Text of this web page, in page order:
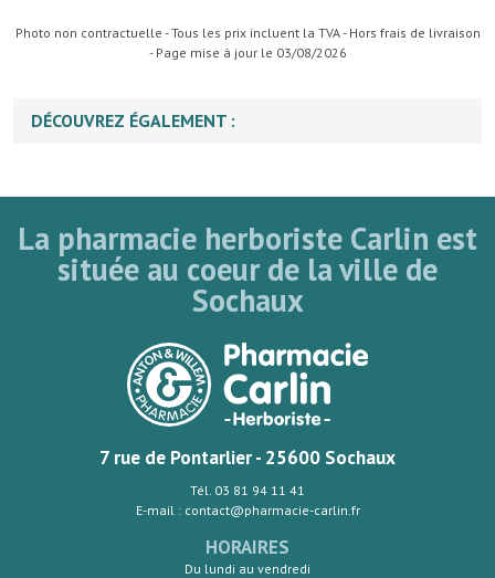
Photo non contractuelle - Tous les prix incluent la TVA - Hors frais de livraison
- Page mise à jour le 03/08/2026
DÉCOUVREZ ÉGALEMENT :
La pharmacie herboriste Carlin est
située au coeur de la ville de
Sochaux
7 rue de Pontarlier - 25600 Sochaux
Tél. 03 81 94 11 41
E-mail : contact@pharmacie-carlin.fr
HORAIRES
Du lundi au vendredi